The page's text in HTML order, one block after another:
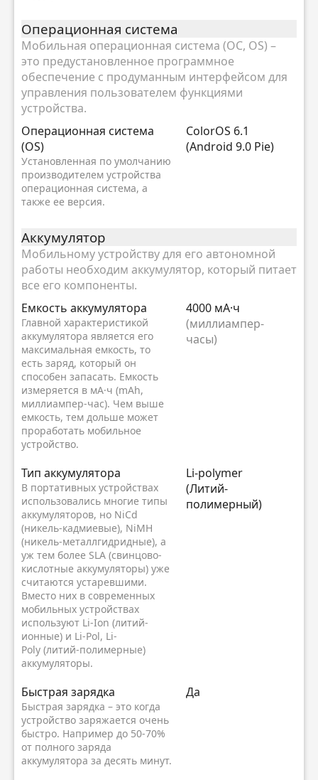
Oперационная система
Мобильная операционная система (ОС, OS) –
это предустановленное программное
обеспечение с продуманным интерфейсом для
управления пользователем функциями
устройства.
Oперационная система
(OS)
Установленная по умолчанию
производителем устройства
операционная система, а
также ее версия.
ColorOS 6.1
(Android 9.0 Pie)
Аккумулятор
Мобильному устройству для его автономной
работы необходим аккумулятор, который питает
все его компоненты.
Емкость аккумулятора
Главной характеристикой
аккумулятора является его
максимальная емкость, то
есть заряд, который он
способен запасать. Емкость
измеряется в мА·ч (mAh,
миллиампер-час). Чем выше
емкость, тем дольше может
проработать мобильное
устройство.
4000 мА·ч
(миллиампер-
часы)
Тип аккумулятора
В портативных устройствах
использовались многие типы
аккумуляторов, но NiCd
(никель-кадмиевые), NiMH
(никель-металлгидридные), а
уж тем более SLA (свинцово-
кислотные аккумуляторы) уже
считаются устаревшими.
Вместо них в современных
мобильных устройствах
используют Li-Ion (литий-
ионные) и Li-Pol, Li-
Poly (литий-полимерные)
аккумуляторы.
Li-polymer
(Литий-
полимерный)
Быстрая зарядка
Быстрая зарядка – это когда
устройство заряжается очень
быстро. Например до 50-70%
от полного заряда
аккумулятора за десять минут.
Да